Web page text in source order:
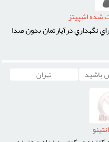
اشپيتز
نگهداري درآپارتمان بدون صدا
باشید تهران